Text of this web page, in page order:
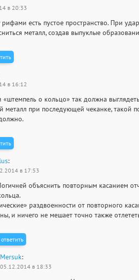
в 20:33
есть пустое пространство. При
металл, создав выпуклые
в 16:12
«штемпель о кольцо» так должна
металл при последующей чеканке, такой
:
в 17:53
объяснить повторным касанием
раздвоенности от повторного
и ничего не мешает точно также
Mersuk:
05.12.2014 в 18:33